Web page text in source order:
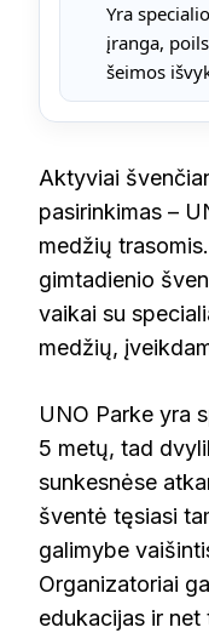
Yra
įranga,
šeimos
Aktyviai
pasirinkimas –
medžių
gimtadienio
vaikai su
medžių,
UNO Parke yra
5 metų, tad
sunkesnėse
šventė tęsiasi
galimybe
Organizatoriai
edukacijas ir net